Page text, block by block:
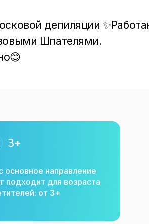
депиляции
Шпателями.
3+
основное направление
подходит для возраста
от 3+